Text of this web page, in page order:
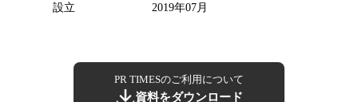
設立
2019年07月
PR TIMESのご利用について
資料をダウンロード